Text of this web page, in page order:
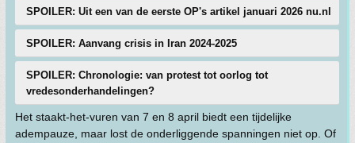
SPOILER: Uit een van de eerste OP's artikel januari 2026 nu.nl
SPOILER: Aanvang crisis in Iran 2024-2025
SPOILER: Chronologie: van protest tot oorlog tot
vredesonderhandelingen?
Het staakt-het-vuren van 7 en 8 april biedt een tijdelijke
adempauze, maar lost de onderliggende spanningen niet op. Of